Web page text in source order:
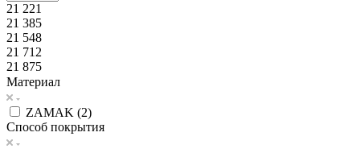
21 221
21 385
21 548
21 712
21 875
Материал
ZAMAK (2)
Способ покрытия